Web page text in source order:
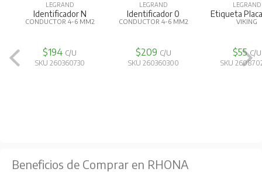
LEGRAND
Identificador N
CONDUCTOR 4-6 MM2
$194 C/U
SKU 260360730
LEGRAND
Identificador 0
CONDUCTOR 4-6 MM2
$209 C/U
SKU 260360300
LEGRAND
Etiqueta
VIKING
$55C/U
SKU
Beneficios de Comprar en RHONA